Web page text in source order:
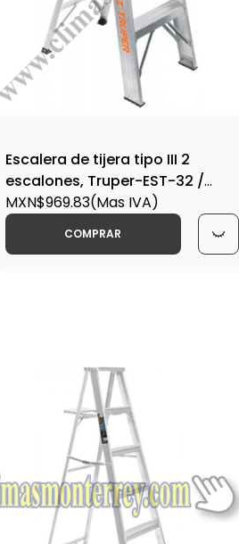
Escalera de tijera tipo III 2
escalones, Truper-EST-32 /
16740
MXN$969.83(Mas IVA)
COMPRAR